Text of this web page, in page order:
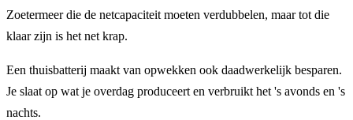
Zoetermeer die de netcapaciteit moeten verdubbelen, maar tot die
klaar zijn is het net krap.
Een thuisbatterij maakt van opwekken ook daadwerkelijk besparen.
Je slaat op wat je overdag produceert en verbruikt het 's avonds en 's
nachts.